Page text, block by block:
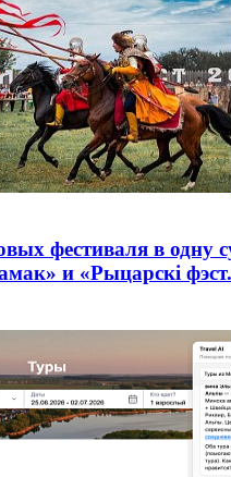
фестиваля в одну
и «Рыцарскі фэст.